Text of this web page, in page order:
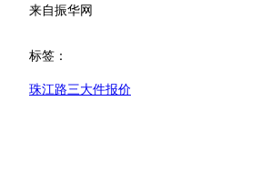
来自振华网
标签：
珠江路三大件报价